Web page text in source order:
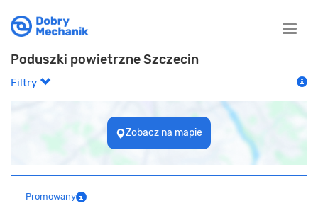
Toggle
Poduszki powietrzne Szczecin
Filtry
Zobacz na mapie
Promowany